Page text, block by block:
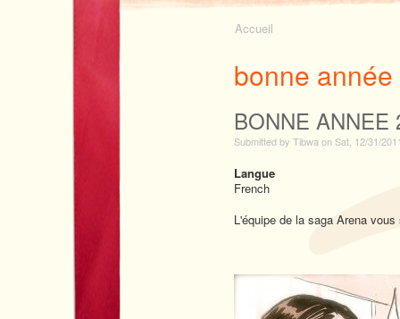
Accueil
bonne année
BONNE ANNEE
Submitted byTibwa on Sat, 12/31/
Langue
French
L'équipe de la saga Arena